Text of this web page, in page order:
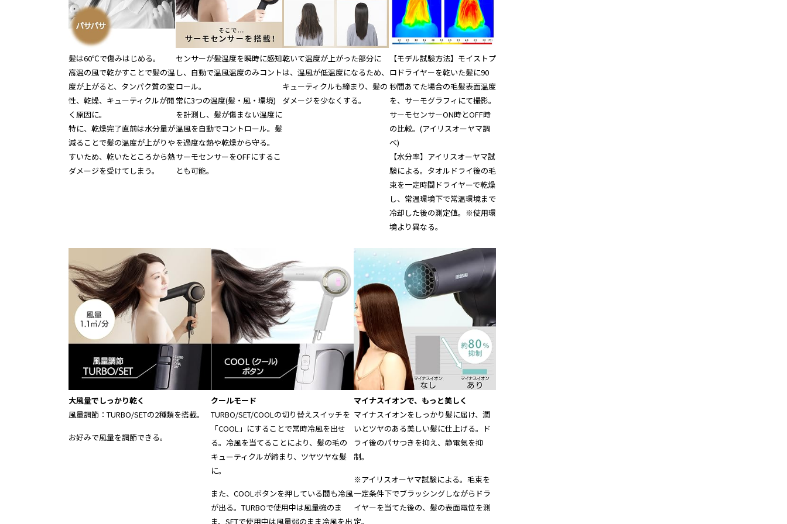
髪は60℃で傷みはじめる。
高温の風で乾かすことで髪の温
度が上がると、タンパク質の変
性、乾燥、キューティクルが開
く原因に。
特に、乾燥完了直前は水分量が
減ることで髪の温度が上がりや
すいため、乾いたところから熱
ダメージを受けてしまう。
センサーが髪温度を瞬時に感知
し、自動で温風温度のみコント
ロール。
常に3つの温度(髪・風・環境)
を計測し、髪が傷まない温度に
温風を自動でコントロール。髪
を過度な熱や乾燥から守る。
サーモセンサーをOFFにするこ
とも可能。
乾いて温度が上がった部分に
は、温風が低温度になるため、
キューティクルも締まり、髪の
ダメージを少なくする。
【モデル試験方法】モイストプ
ロドライヤーを乾いた髪に90
秒間あてた場合の毛髪表面温度
を、サーモグラフィにて撮影。
サーモセンサーON時とOFF時
の比較。(アイリスオーヤマ調
べ)
【水分率】アイリスオーヤマ試
験による。タオルドライ後の毛
束を一定時間ドライヤーで乾燥
し、常温環境下で常温環境まで
冷却した後の測定値。※使用環
境より異なる。
大風量でしっかり乾く
風量調節：TURBO/SETの2種類を搭載。
お好みで風量を調節できる。
クールモード
TURBO/SET/COOLの切り替えスイッチを
「COOL」にすることで常時冷風を出せ
る。冷風を当てることにより、髪の毛の
キューティクルが締まり、ツヤツヤな髪
に。
また、COOLボタンを押している間も冷風
が出る。TURBOで使用中は風量強のま
ま、SETで使用中は風量弱のまま冷風を出
マイナスイオンで、もっと美しく
マイナスイオンをしっかり髪に届け、潤
いとツヤのある美しい髪に仕上げる。ド
ライ後のパサつきを抑え、静電気を抑
制。
※アイリスオーヤマ試験による。毛束を
一定条件下でブラッシングしながらドラ
イヤーを当てた後の、髪の表面電位を測
定。